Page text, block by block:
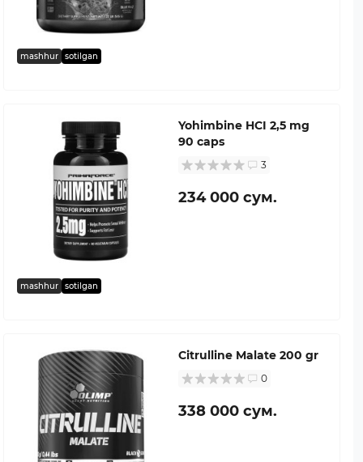
mashhur sotilgan
mashhur sotilgan
Yohimbine HCI 2,5 mg
90 caps
3
234 000 сум.
Citrulline Malate 200 gr
0
338 000 сум.